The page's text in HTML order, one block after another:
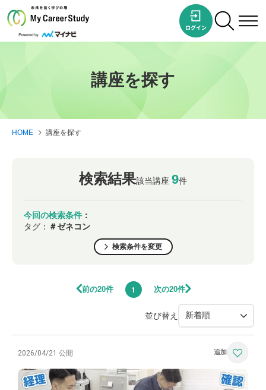
講座を探す
HOME 講座を探す
検索結果該当講座 9件
今回の検索条件 ：
タグ： ＃ゼネコン
検索条件を変更
前の20件 1 次の20件
並び替え
2026/04/21 公開